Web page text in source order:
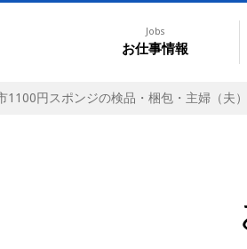
Jobs
お仕事情報
1100円スポンジの検品・梱包・主婦（夫